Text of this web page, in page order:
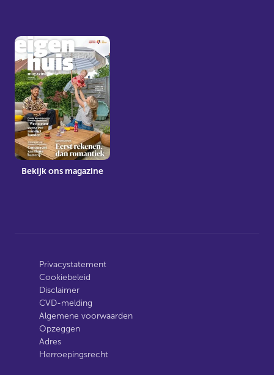
Bekijk ons magazine
Privacystatement
Cookiebeleid
Disclaimer
CVD-melding
Algemene voorwaarden
Opzeggen
Adres
Herroepingsrecht